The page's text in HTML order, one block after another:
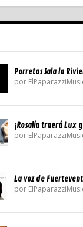
Porretas Sala la
por
¡Rosalía traerá Lux
por
La voz de
por